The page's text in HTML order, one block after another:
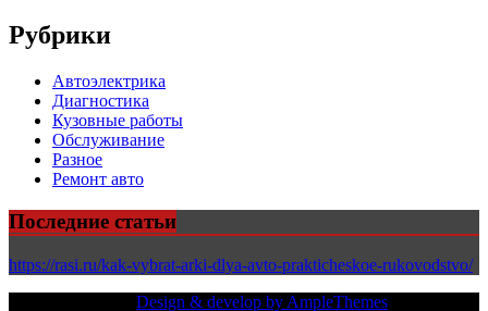
Рубрики
Автоэлектрика
Диагностика
Кузовные работы
Обслуживание
Разное
Ремонт авто
Последние статьи
https://rasi.ru/kak-vybrat-arki-dlya-avto-prakticheskoe-rukovodstvo/
Design & develop by AmpleThemes